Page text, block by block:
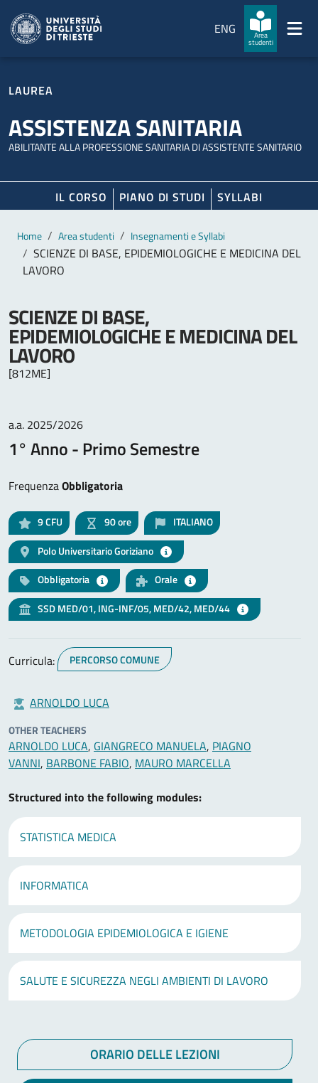
ENG
Area
studenti
LAUREA
ASSISTENZA SANITARIA
ABILITANTE ALLA PROFESSIONE SANITARIA DI ASSISTENTE SANITARIO
IL CORSO PIANO DI STUDI SYLLABI
Contenuto principale
Breadcrumb
Home Area studenti Insegnamenti e Syllabi
SCIENZE DI BASE, EPIDEMIOLOGICHE E MEDICINA DEL
LAVORO
SCIENZE DI BASE,
EPIDEMIOLOGICHE E MEDICINA DEL
LAVORO
[812ME]
a.a. 2025/2026
1° Anno - Primo Semestre
FrequenzaObbligatoria
9CFU 90 ore
ITALIANO
Polo Universitario Goriziano
Obbligatoria
Orale
SSD MED/01, ING-INF/05, MED/42, MED/44
Curricula: PERCORSO COMUNE
ARNOLDO LUCA
OTHER TEACHERS
ARNOLDO LUCA, GIANGRECO MANUELA, PIAGNO
VANNI, BARBONE FABIO, MAURO MARCELLA
Structured into the following modules:
STATISTICA MEDICA
INFORMATICA
METODOLOGIA EPIDEMIOLOGICA E IGIENE
SALUTE E SICUREZZA NEGLI AMBIENTI DI LAVORO
ORARIO DELLE LEZIONI